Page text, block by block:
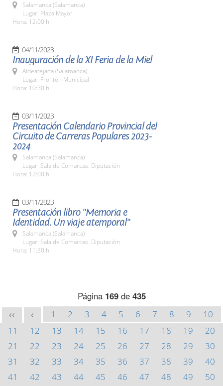
Salamanca (Salamanca)
Lugar: Plaza Mayor
Hora: 12:00 h.
04/11/2023
Inauguración de la XI Feria de la Miel
Aldeatejada (Salamanca)
Lugar: Frontón Municipal
Hora: 10:30 h.
03/11/2023
Presentación Calendario Provincial del
Circuito de Carreras Populares 2023-
2024
Salamanca (Salamanca)
Lugar: Sala de Comarcas. Diputación
Hora: 12:00 h.
03/11/2023
Presentación libro "Memoria e
Identidad. Un viaje atemporal"
Salamanca (Salamanca)
Lugar: Sala de Comarcas. Diputación
Hora: 11:30 h.
Página 169de 435
<< < 1 2 3 4 5 6 7 8 9
10
11
12 13 14 15 16 17 18 19
20
21
22 23 24 25 26 27 28 29
30
31
32 33 34 35 36 37 38 39
40
41
42 43 44 45 46 47 48 49
50